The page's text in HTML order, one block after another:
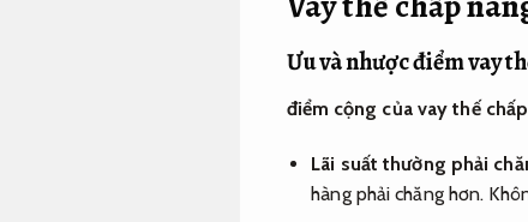
Ưu và nhược điểm vay
điểm cộng của vay thế
Lãi suất thường phải
hàng phải chăng hơn.